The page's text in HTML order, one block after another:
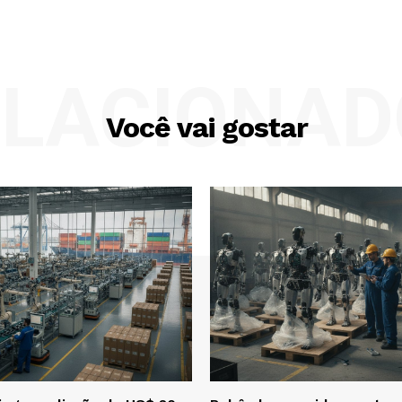
Você vai gostar